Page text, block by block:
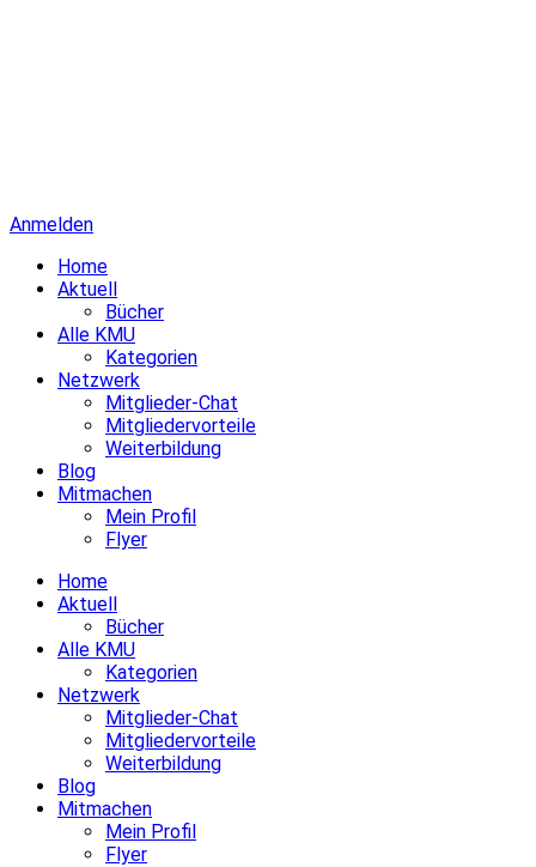
Anmelden
Home
Aktuell
Bücher
Alle KMU
Kategorien
Netzwerk
Mitglieder-Chat
Mitgliedervorteile
Weiterbildung
Blog
Mitmachen
Mein Profil
Flyer
Home
Aktuell
Bücher
Alle KMU
Kategorien
Netzwerk
Mitglieder-Chat
Mitgliedervorteile
Weiterbildung
Blog
Mitmachen
Mein Profil
Flyer